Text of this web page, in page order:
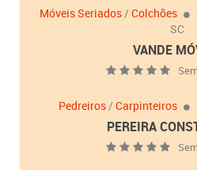
Móveis Seriados/Colchões
SC
VANDE
Pedreiros/Carpinteiros
PEREIRA